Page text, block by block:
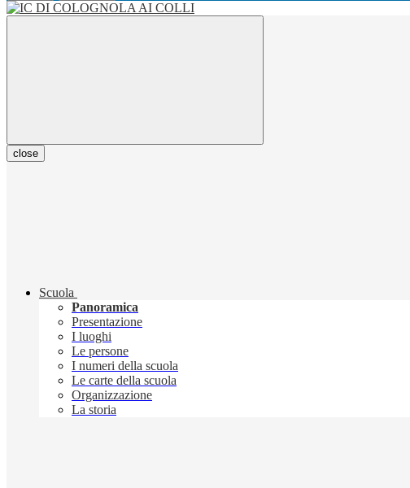
close
Scuola
Panoramica
Presentazione
I luoghi
Le persone
I numeri della scuola
Le carte della scuola
Organizzazione
La storia